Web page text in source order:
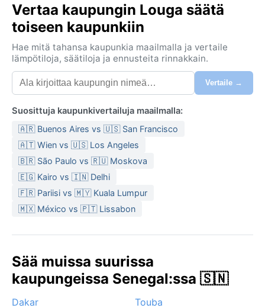
Vertaa kaupungin Louga säätä
toiseen kaupunkiin
Hae mitä tahansa kaupunkia maailmalla ja vertaile
lämpötiloja, säätiloja ja ennusteita rinnakkain.
Vertaile →
Suosittuja kaupunkivertailuja maailmalla:
🇦🇷 Buenos Aires vs 🇺🇸 San Francisco
🇦🇹 Wien vs 🇺🇸 Los Angeles
🇧🇷 São Paulo vs 🇷🇺 Moskova
🇪🇬 Kairo vs 🇮🇳 Delhi
🇫🇷 Pariisi vs 🇲🇾 Kuala Lumpur
🇲🇽 México vs 🇵🇹 Lissabon
Sää muissa suurissa
kaupungeissa Senegal:ssa 🇸🇳
Dakar
Touba